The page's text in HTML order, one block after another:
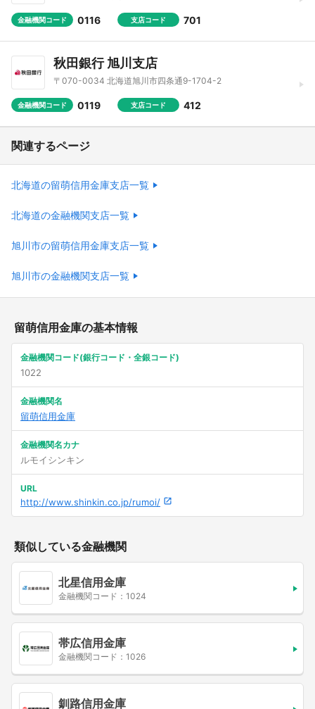
金融機関コード 0116 支店コード 701
秋田銀行 旭川支店
〒070-0034 北海道旭川市四条通9-1704-2
金融機関コード 0119 支店コード 412
関連するページ
北海道の留萌信用金庫支店一覧
北海道の金融機関支店一覧
旭川市の留萌信用金庫支店一覧
旭川市の金融機関支店一覧
留萌信用金庫の基本情報
金融機関コード(銀行コード・全銀コード)
1022
金融機関名
留萌信用金庫
金融機関名カナ
ルモイシンキン
URL
http://www.shinkin.co.jp/rumoi/
類似している金融機関
北星信用金庫
金融機関コード：1024
帯広信用金庫
金融機関コード：1026
釧路信用金庫